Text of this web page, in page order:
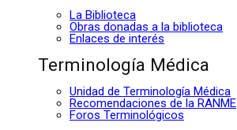
La Biblioteca
Obras donadas a la biblioteca
Enlaces de interés
Terminología Médica
Unidad de Terminología Médica
Recomendaciones de la RANME
Foros Terminológicos